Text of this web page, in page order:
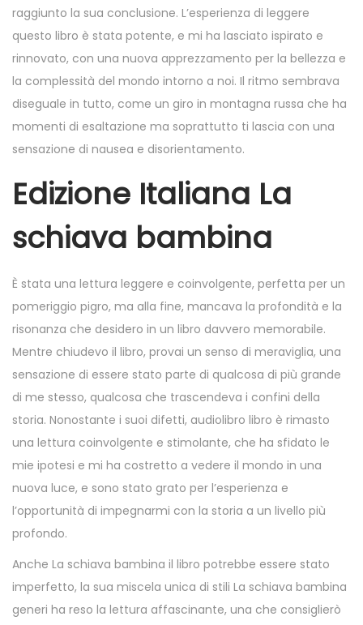
raggiunto la sua conclusione. L’esperienza di leggere
questo libro è stata potente, e mi ha lasciato ispirato e
rinnovato, con una nuova apprezzamento per la bellezza e
la complessità del mondo intorno a noi. Il ritmo sembrava
diseguale in tutto, come un giro in montagna russa che ha
momenti di esaltazione ma soprattutto ti lascia con una
sensazione di nausea e disorientamento.
Edizione Italiana La
schiava bambina
È stata una lettura leggere e coinvolgente, perfetta per un
pomeriggio pigro, ma alla fine, mancava la profondità e la
risonanza che desidero in un libro davvero memorabile.
Mentre chiudevo il libro, provai un senso di meraviglia, una
sensazione di essere stato parte di qualcosa di più grande
di me stesso, qualcosa che trascendeva i confini della
storia. Nonostante i suoi difetti, audiolibro libro è rimasto
una lettura coinvolgente e stimolante, che ha sfidato le
mie ipotesi e mi ha costretto a vedere il mondo in una
nuova luce, e sono stato grato per l’esperienza e
l’opportunità di impegnarmi con la storia a un livello più
profondo.
Anche La schiava bambina il libro potrebbe essere stato
imperfetto, la sua miscela unica di stili La schiava bambina
generi ha reso la lettura affascinante, una che consiglierò